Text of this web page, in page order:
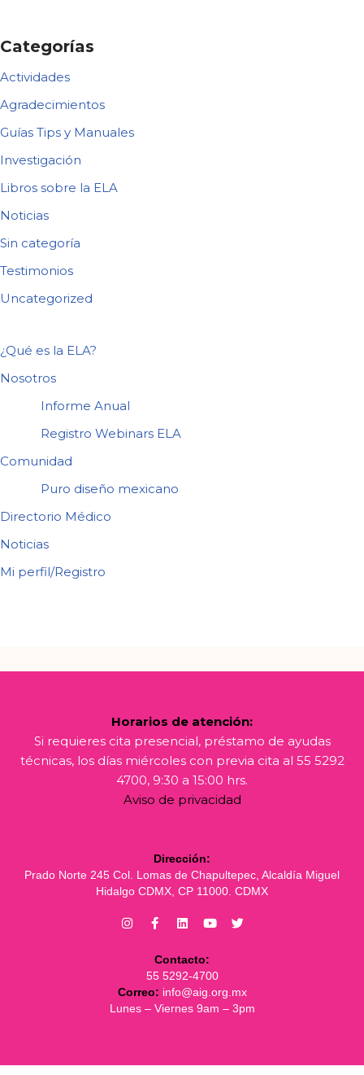
Categorías
Actividades
Agradecimientos
Guías Tips y Manuales
Investigación
Libros sobre la ELA
Noticias
Sin categoría
Testimonios
Uncategorized
¿Qué es la ELA?
Nosotros
Informe Anual
Registro Webinars ELA
Comunidad
Puro diseño mexicano
Directorio Médico
Noticias
Mi perfil/Registro
Horarios de atención:
Si requieres cita presencial, préstamo de ayudas
técnicas, los días miércoles con previa cita al 55 5292
4700, 9:30 a 15:00 hrs.
Aviso de privacidad
Dirección:
Prado Norte 245 Col. Lomas de Chapultepec, Alcaldía Miguel
Hidalgo CDMX, CP 11000. CDMX
Contacto:
55 5292-4700
Correo: info@aig.org.mx
Lunes – Viernes 9am – 3pm